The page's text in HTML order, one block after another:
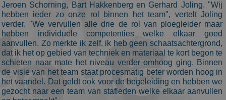
Jeroen Schorning, Bart Hakkenberg en Gerhard Joling. "Wij
hebben ieder zo onze rol binnen het team", vertelt Joling
verder. "We vervullen alle drie de rol van ploegleider maar
hebben individuele competenties welke elkaar goed
aanvullen. Zo merkte ik zelf, ik heb geen schaatsachtergrond,
dat ik het op gebied van techniek en materiaal te kort begon te
schieten naar mate het niveau verder omhoog ging. Binnen
de visie van het team staat procesmatig beter worden hoog in
het vaandel. Dat geldt ook voor de begeleiding en hebben we
gezocht naar een team van stafleden welke elkaar aanvullen
Bezoekersgegevens Gerichte advertenties
Prestatiecookies worden gebruikt om te zien hoe
bezoekers de website gebruiken, bijv. analytische
cookies. Deze cookies kunnen niet worden gebruikt om
een bepaalde bezoeker direct te identificeren.
Naam
Domein
Vervaldatum
_ga
Google LLC
1 jaar 1
This cookie